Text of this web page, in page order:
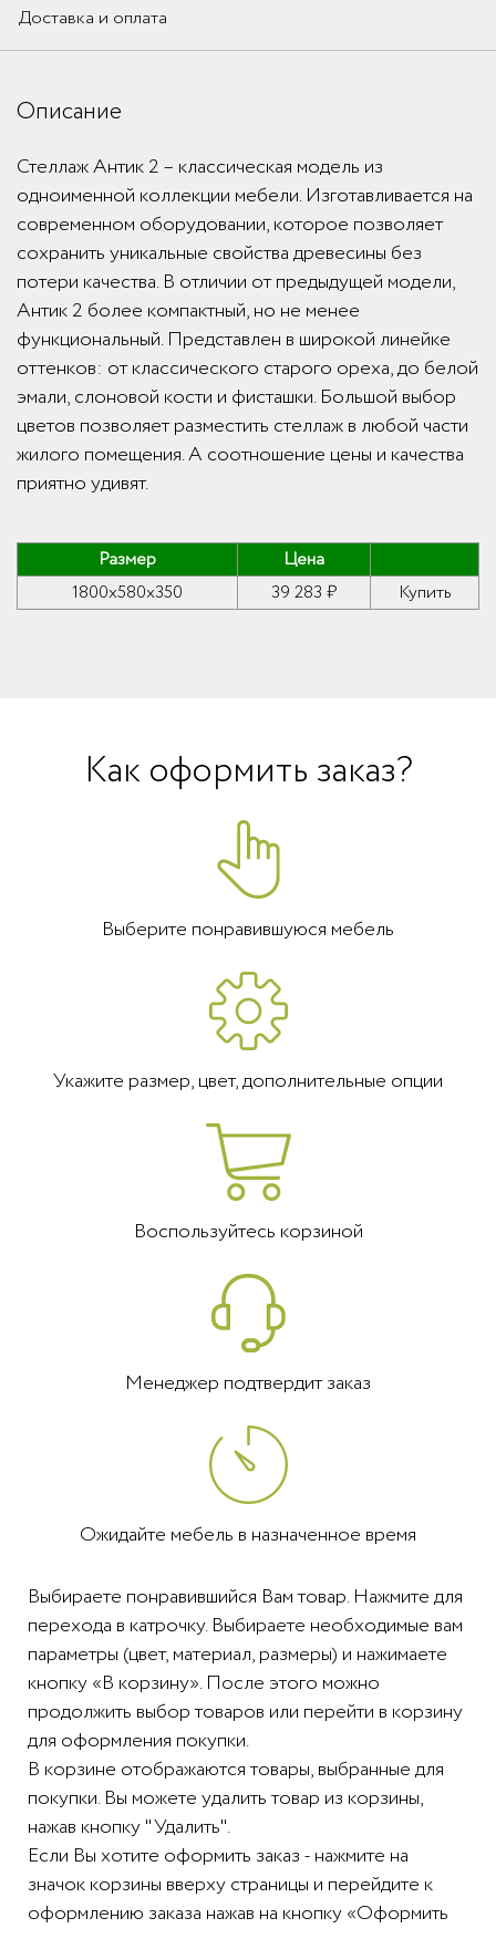
Доставка и оплата
Описание
Стеллаж Антик 2 – классическая модель из
одноименной коллекции мебели. Изготавливается на
современном оборудовании, которое позволяет
сохранить уникальные свойства древесины без
потери качества. В отличии от предыдущей модели,
Антик 2 более компактный, но не менее
функциональный. Представлен в широкой линейке
оттенков: от классического старого ореха, до белой
эмали, слоновой кости и фисташки. Большой выбор
цветов позволяет разместить стеллаж в любой части
жилого помещения. А соотношение цены и качества
приятно удивят.
Размер
Цена
1800x580x350
39 283 ₽ Купить
Как оформить заказ?
Выберите понравившуюся мебель
Укажите размер, цвет, дополнительные опции
Воспользуйтесь корзиной
Менеджер подтвердит заказ
Ожидайте мебель в назначенное время
Выбираете понравившийся Вам товар. Нажмите для
перехода в катрочку. Выбираете необходимые вам
параметры (цвет, материал, размеры) и нажимаете
кнопку «В корзину». После этого можно
продолжить выбор товаров или перейти в корзину
для оформления покупки.
В корзине отображаются товары, выбранные для
покупки. Вы можете удалить товар из корзины,
нажав кнопку "Удалить".
Если Вы хотите оформить заказ - нажмите на
значок корзины вверху страницы и перейдите к
оформлению заказа нажав на кнопку «Оформить